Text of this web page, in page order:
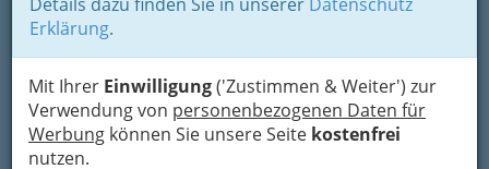
Erklärung.
Mit Ihrer Einwilligung('Zustimmen & Weiter') zur
Verwendung von personenbezogenen Daten für
Werbung können Sie unsere Seite kostenfrei
nutzen.
Neustiftgasse 14 St. 2 / II, 1070 Wien
+43 1 5053 695